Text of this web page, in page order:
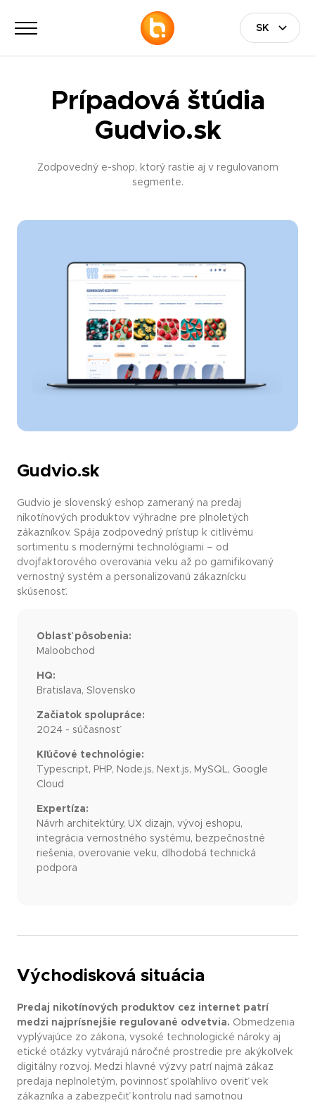
Prípadová štúdia
Gudvio.sk
Zodpovedný e-shop, ktorý rastie aj v regulovanom
segmente.
Gudvio.sk
Gudvio je slovenský eshop zameraný na predaj
nikotínových produktov výhradne pre plnoletých
zákazníkov. Spája zodpovedný prístup k citlivému
sortimentu s modernými technológiami – od
dvojfaktorového overovania veku až po gamifikovaný
vernostný systém a personalizovanú zákaznícku
skúsenosť.
Oblasť pôsobenia:
Maloobchod
HQ:
Bratislava, Slovensko
Začiatok spolupráce:
2024 - súčasnosť
Kľúčové technológie:
Typescript, PHP, Node.js, Next.js, MySQL, Google
Cloud
Expertíza:
Návrh architektúry, UX dizajn, vývoj eshopu,
integrácia vernostného systému, bezpečnostné
riešenia, overovanie veku, dlhodobá technická
podpora
Východisková situácia
Predaj nikotínových produktov cez internet patrí
medzi najprísnejšie regulované odvetvia. Obmedzenia
vyplývajúce zo zákona, vysoké technologické nároky aj
etické otázky vytvárajú náročné prostredie pre akýkoľvek
digitálny rozvoj. Medzi hlavné výzvy patrí najmä zákaz
predaja neplnoletým, povinnosť spoľahlivo overiť vek
zákazníka a zabezpečiť kontrolu nad samotnou